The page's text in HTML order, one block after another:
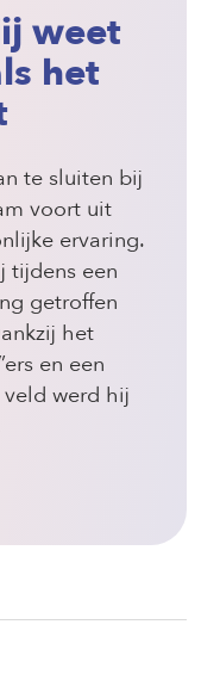
weet
het
te sluiten bij
voort uit
ervaring.
tijdens een
getroffen
het
en een
werd hij